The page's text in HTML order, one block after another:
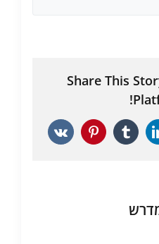
Share This
LinkedIn
Tumblr
Pinterest
Vk